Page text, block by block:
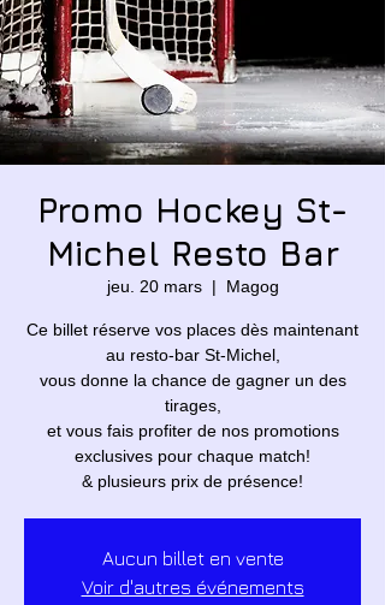
Promo Hockey St-
Michel Resto Bar
jeu. 20 mars
  |
Magog
Ce billet réserve vos places dès maintenant
au resto-bar St-Michel,
vous donne la chance de gagner un des
tirages,
et vous fais profiter de nos promotions
exclusives pour chaque match!
& plusieurs prix de présence!
Aucun billet en vente
Voir d'autres événements